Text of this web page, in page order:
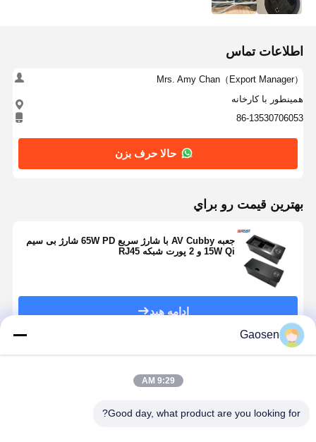
اطلاعات تماس
Mrs. Amy Chan（Export Manager）
همینطور با کارخانه
86-13530706053
حالا حرف بزن
بهترين قيمت رو براي
جعبه AV Cubby با شارژ سریع 65W PD شارژ بی سیم
15W Qi و 2 پورت شبکه RJ45
ادامه هید
Gaosen
9:29 AM
Good day, what product are you looking for?